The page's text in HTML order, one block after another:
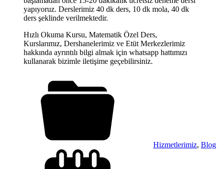
yapıyoruz. Derslerimiz 40 dk ders, 10 dk mola, 40 dk
ders şeklinde verilmektedir.
Hızlı Okuma Kursu, Matematik Özel Ders,
Kurslarımız, Dershanelerimiz ve Etüt Merkezlerimiz
hakkında ayrıntılı bilgi almak için whatsapp hattımızı
kullanarak bizimle iletişime geçebilirsiniz.
Hizmetlerimiz, Blog